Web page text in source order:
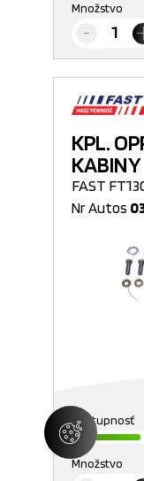
Množstvo
KPL.
KABINY
FAST
Nr Autos
Dostupnosť
Množstvo